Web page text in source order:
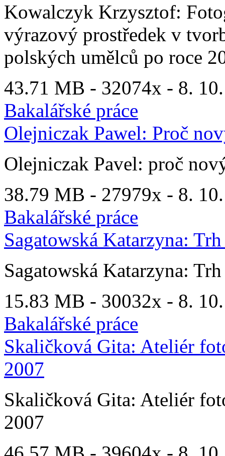
Kowalczyk Krzysztof:
výrazový prostředek v
polských umělců po roce
43.71 MB - 32074x - 8.
Bakalářské práce
Olejniczak Pawel: Proč
Olejniczak Pavel: proč
38.79 MB - 27979x - 8.
Bakalářské práce
Sagatowská Katarzyna:
Sagatowská Katarzyna:
15.83 MB - 30032x - 8.
Bakalářské práce
Skaličková Gita: Ateliér
2007
Skaličková Gita: Ateliér
2007